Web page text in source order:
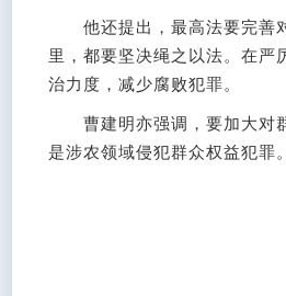
他还提出，最高法要完善对
里，都要坚决绳之以法。在严
治力度，减少腐败犯罪。
曹建明亦强调，要加大对群
是涉农领域侵犯群众权益犯罪